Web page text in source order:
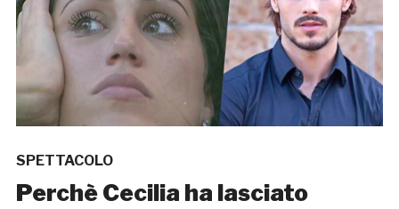
SPETTACOLO
Perchè Cecilia ha lasciato